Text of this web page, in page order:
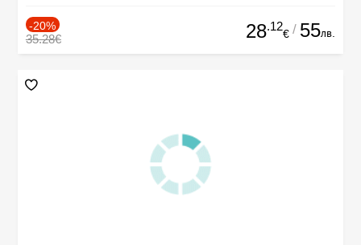
-20%
35.28€ 28.12
€ / 55лв.